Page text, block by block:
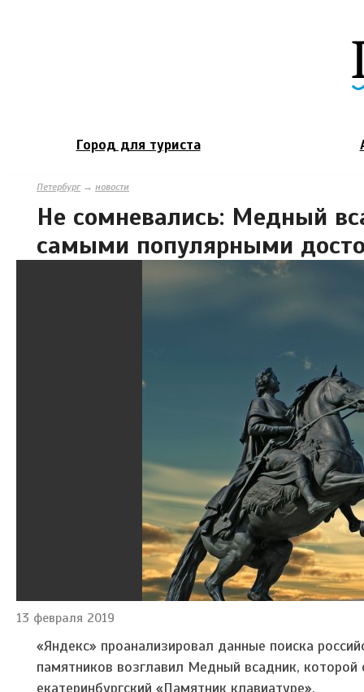
Город для туриста
Петербург→ новости
Не сомневались: Медный
самыми популярными
13 февраля 2019
«Яндекс» проанализировал данные поиска
памятников возглавил Медный всадник,
екатеринбургский «Памятник клавиатуре».